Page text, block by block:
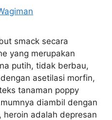
smack secara
yang merupakan
putih, tidak berbau,
asetilasi morfin,
tanaman poppy
diambil dengan
heroin adalah depresan